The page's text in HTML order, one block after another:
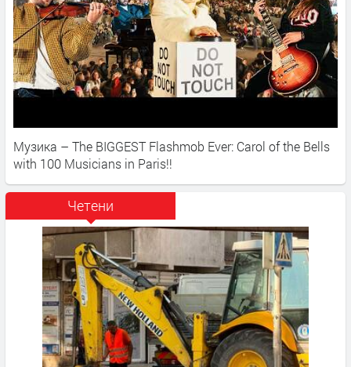
Музика – The BIGGEST Flashmob Ever: Carol of the Bells
with 100 Musicians in Paris!!
Четени